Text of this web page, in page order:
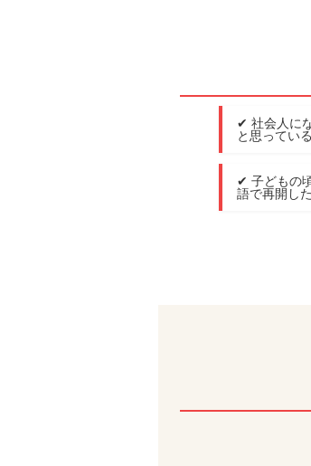
✔ 社会人に
と思っている
✔ 子どもの
語で再開し